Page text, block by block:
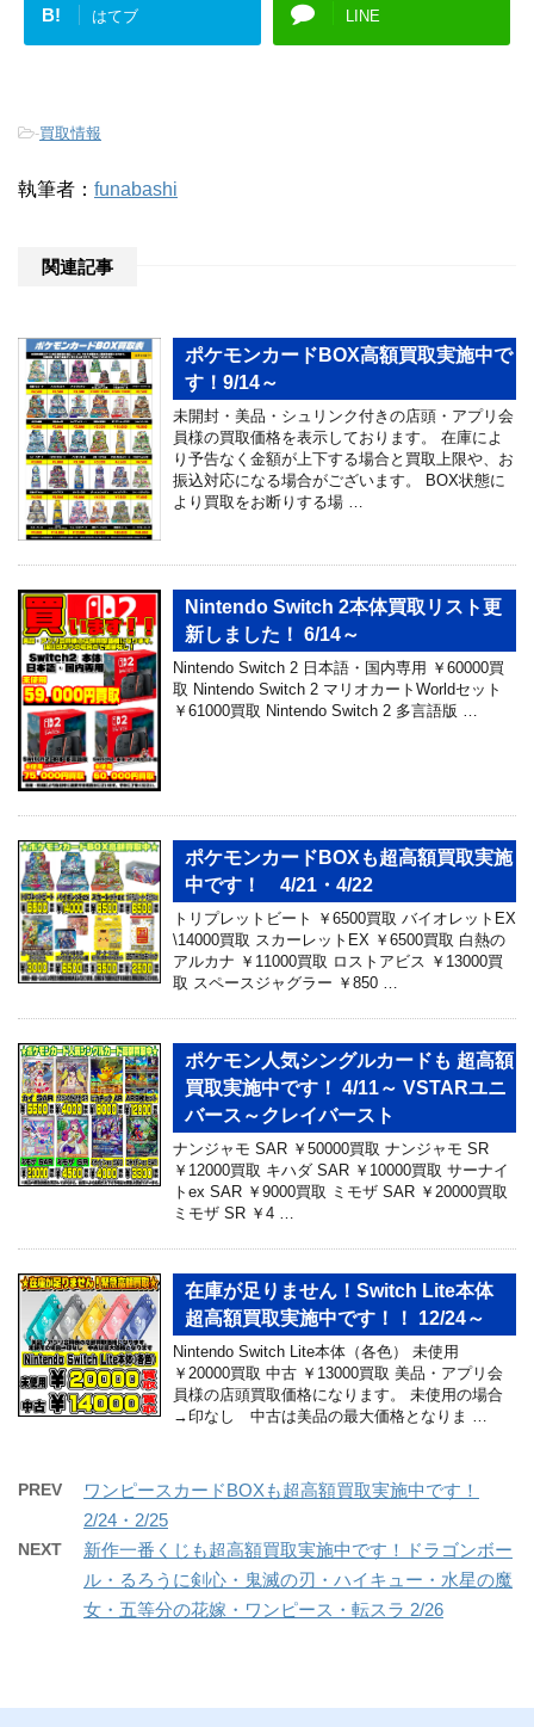
B! はてブ LINE
-買取情報
執筆者： funabashi
関連記事
ポケモンカードBOX高額買取実施中で
す！9/14～
未開封・美品・シュリンク付きの店頭・アプリ会
員様の買取価格を表示しております。 在庫によ
り予告なく金額が上下する場合と買取上限や、お
振込対応になる場合がございます。 BOX状態に
より買取をお断りする場 …
Nintendo Switch 2本体買取リスト更
新しました！ 6/14～
Nintendo Switch 2 日本語・国内専用 ￥60000買
取 Nintendo Switch 2 マリオカートWorldセット
￥61000買取 Nintendo Switch 2 多言語版 …
ポケモンカードBOXも超高額買取実施
中です！ 4/21・4/22
トリプレットビート ￥6500買取 バイオレットEX
\14000買取 スカーレットEX ￥6500買取 白熱の
アルカナ ￥11000買取 ロストアビス ￥13000買
取 スペースジャグラー ￥850 …
ポケモン人気シングルカードも 超高額
買取実施中です！ 4/11～ VSTARユニ
バース～クレイバースト
ナンジャモ SAR ￥50000買取 ナンジャモ SR
￥12000買取 キハダ SAR ￥10000買取 サーナイ
トex SAR ￥9000買取 ミモザ SAR ￥20000買取
ミモザ SR ￥4 …
在庫が足りません！Switch Lite本体
超高額買取実施中です！！ 12/24～
Nintendo Switch Lite本体（各色） 未使用
￥20000買取 中古 ￥13000買取 美品・アプリ会
員様の店頭買取価格になります。 未使用の場合
→印なし 中古は美品の最大価格となりま …
PREV
ワンピースカードBOXも超高額買取実施中です！
2/24・2/25
NEXT
新作一番くじも超高額買取実施中です！ドラゴンボー
ル・るろうに剣心・鬼滅の刃・ハイキュー・水星の魔
女・五等分の花嫁・ワンピース・転スラ 2/26